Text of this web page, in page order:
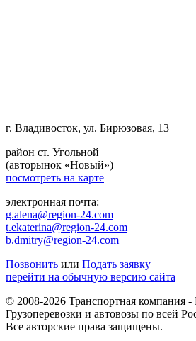
г. Владивосток, ул. Бирюзовая, 13
район ст. Угольной
(авторынок «Новый»)
посмотреть на карте
электронная почта:
g.alena@region-24.com
t.ekaterina@region-24.com
b.dmitry@region-24.com
Позвонить или Подать заявку
перейти на обычную версию сайта
© 2008-2026 Транспортная компания -
Грузоперевозки и автовозы по всей
Все авторские права защищены.